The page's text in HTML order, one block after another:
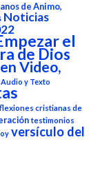
de Animo,
Noticias
el
de Dios
Video,
y Texto
cristianas de
testimonios
versículo del